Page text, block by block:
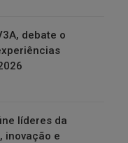
debate o
líderes da
inovação e